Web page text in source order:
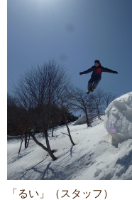
「るい」（スタッフ）